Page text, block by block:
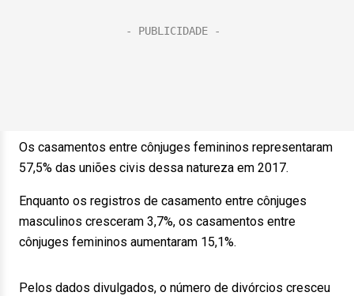
Os casamentos entre cônjuges femininos representaram
57,5% das uniões civis dessa natureza em 2017.
Enquanto os registros de casamento entre cônjuges
masculinos cresceram 3,7%, os casamentos entre
cônjuges femininos aumentaram 15,1%.
Pelos dados divulgados, o número de divórcios cresceu